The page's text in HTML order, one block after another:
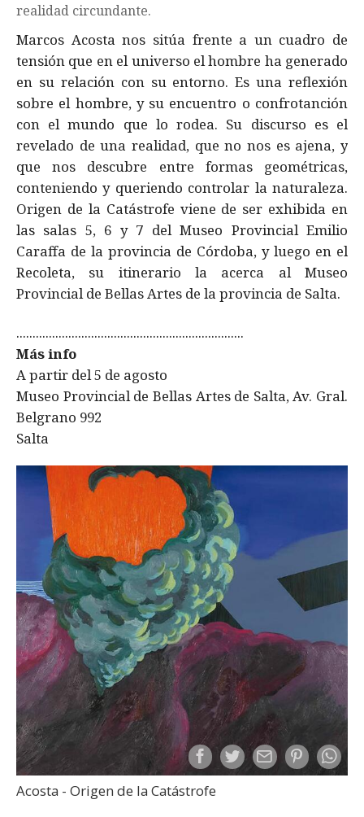
realidad circundante.
Marcos Acosta nos sitúa frente a un cuadro de
tensión que en el universo el hombre ha generado
en su relación con su entorno. Es una reflexión
sobre el hombre, y su encuentro o confrotanción
con el mundo que lo rodea. Su discurso es el
revelado de una realidad, que no nos es ajena, y
que nos descubre entre formas geométricas,
conteniendo y queriendo controlar la naturaleza.
Origen de la Catástrofe viene de ser exhibida en
las salas 5, 6 y 7 del Museo Provincial Emilio
Caraffa de la provincia de Córdoba, y luego en el
Recoleta, su itinerario la acerca al Museo
Provincial de Bellas Artes de la provincia de Salta.
......................................................................
Más info
A partir del 5 de agosto
Museo Provincial de Bellas Artes de Salta, Av. Gral.
Belgrano 992
Salta
Acosta - Origen de la Catástrofe